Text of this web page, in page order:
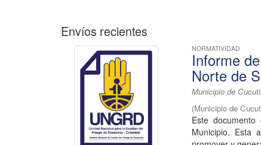
Envíos recientes
NORMATIVIDAD
Informe
Norte de
Municipio de
(Municipio de
Este
Municipio. Esta